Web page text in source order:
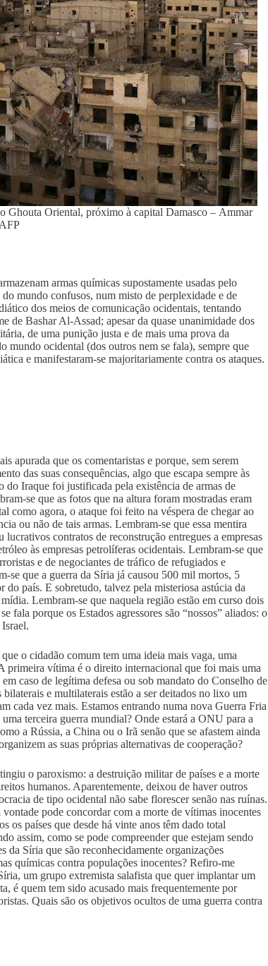
Ghouta Oriental, próximo à capital Damasco – Ammar
armas químicas supostamente usadas pelo
mundo confusos, num misto de perplexidade e de
dos meios de comunicação ocidentais, tentando
de Bashar Al-Assad; apesar da quase unanimidade dos
de uma punição justa e de mais uma prova da
mundo ocidental (dos outros nem se fala), sempre que
e manifestaram-se majoritariamente contra os ataques.
apurada que os comentaristas e porque, sem serem
das suas consequências, algo que escapa sempre às
do Iraque foi justificada pela existência de armas de
se que as fotos que na altura foram mostradas eram
como agora, o ataque foi feito na véspera de chegar ao
ou não de tais armas. Lembram-se que essa mentira
contratos de reconstrução entregues a empresas
às empresas petrolíferas ocidentais. Lembram-se que
e de negociantes de tráfico de refugiados e
se que a guerra da Síria já causou 500 mil mortos, 5
país. E sobretudo, talvez pela misteriosa astúcia da
Lembram-se que naquela região estão em curso dois
fala porque os Estados agressores são “nossos” aliados: o
o cidadão comum tem uma ideia mais vaga, uma
primeira vítima é o direito internacional que foi mais uma
caso de legítima defesa ou sob mandato do Conselho de
e multilaterais estão a ser deitados no lixo um
cada vez mais. Estamos entrando numa nova Guerra Fria
terceira guerra mundial? Onde estará a ONU para a
a Rússia, a China ou o Irã senão que se afastem ainda
as suas próprias alternativas de cooperação?
o paroxismo: a destruição militar de países e a morte
humanos. Aparentemente, deixou de haver outros
de tipo ocidental não sabe florescer senão nas ruínas.
pode concordar com a morte de vítimas inocentes
países que desde há vinte anos têm dado total
assim, como se pode compreender que estejam sendo
da Síria que são reconhecidamente organizações
químicas contra populações inocentes? Refiro-me
um grupo extremista salafista que quer implantar um
é quem tem sido acusado mais frequentemente por
Quais são os objetivos ocultos de uma guerra contra